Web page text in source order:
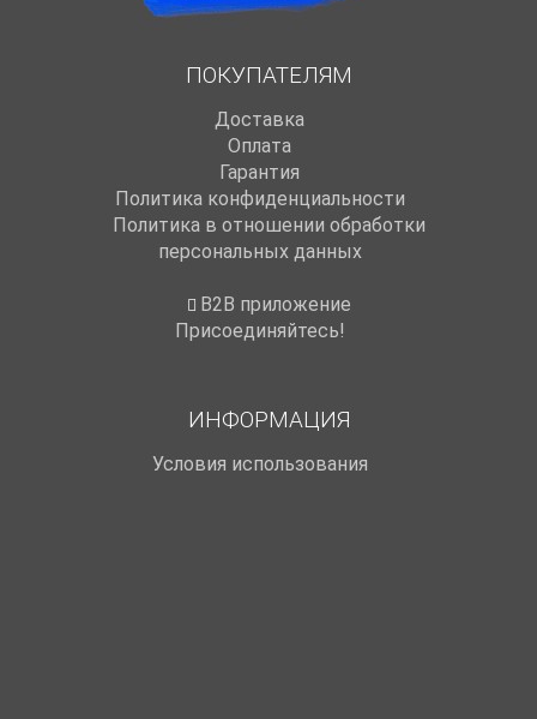
ПОКУПАТЕЛЯМ
Доставка
Оплата
Гарантия
Политика конфиденциальности
Политика в отношении обработки
персональных данных
B2B приложение
Присоединяйтесь!
ИНФОРМАЦИЯ
Условия использования